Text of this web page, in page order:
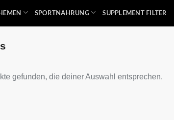
SPORTNAHRUNG SUPPLEMENT FILTER
gefunden, die deiner Auswahl entsprechen.